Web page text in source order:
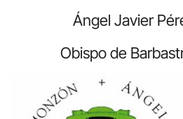
Ángel Javier
Obispo de